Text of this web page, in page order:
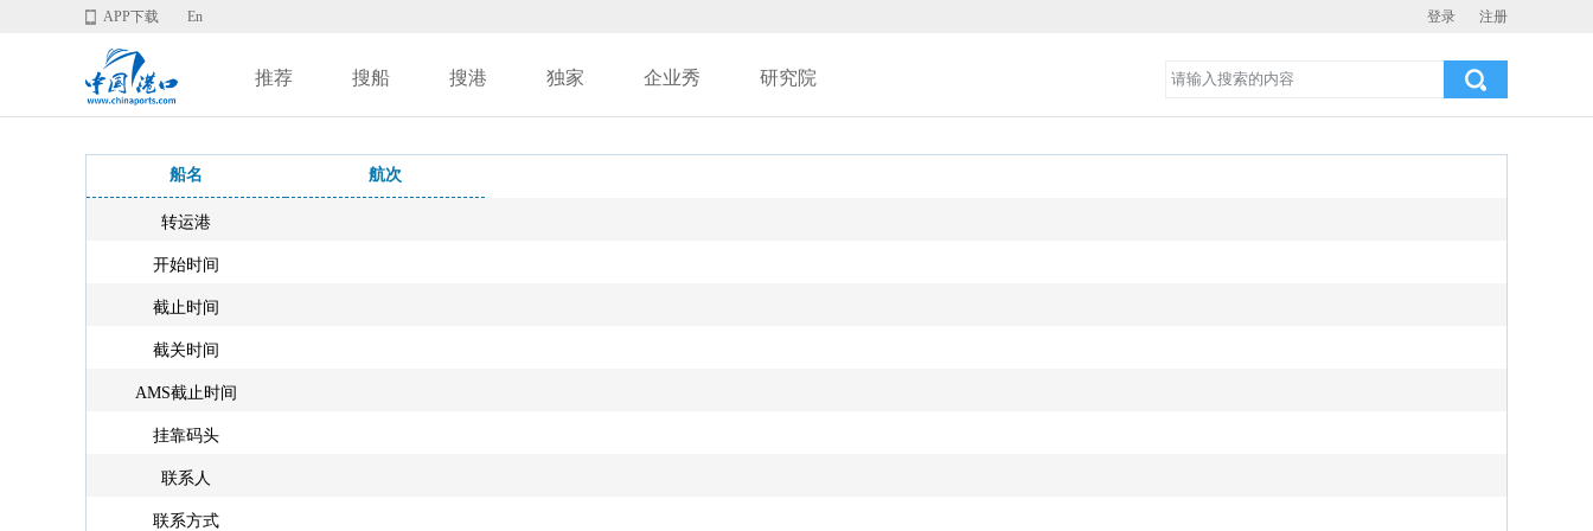
登录 注册
APP下载 En
推荐 搜船 搜港 独家 企业秀 研究院
船名 航次
转运港
开始时间
截止时间
截关时间
AMS截止时间
挂靠码头
联系人
联系方式